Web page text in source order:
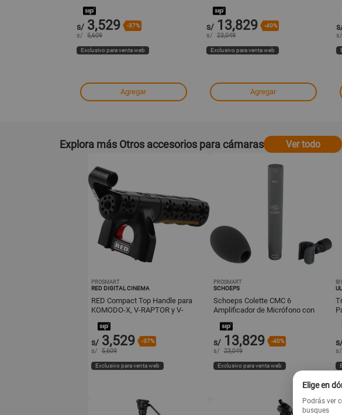
Incrust
s/ 3,529 -37%
s/ 5,609
Exclusivo para venta web
Agregar
Omnidireccional
s/ 13,829 -40%
s/ 23,049
Exclusivo para venta web
Agregar
s/
Explora más Otros accesorios para cámaras Ver todo
PROSMART
RED DIGITAL CINEMA
RED Compact Top Handle para
KOMODO-X, V-RAPTOR y V-
Incrust
s/ 3,529 -37%
s/ 5,609
Exclusivo para venta web
PROSMART
SCHOEPS
Schoeps Colette CMC 6
Amplificador de Micrófono con
Omnidireccional
s/ 13,829 -40%
s/ 23,049
Exclusivo para venta web
s/
Elige en
Podrás ver
busques